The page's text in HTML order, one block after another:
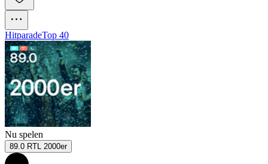
HitparadeTop 40
Nu spelen
89.0 RTL 2000er